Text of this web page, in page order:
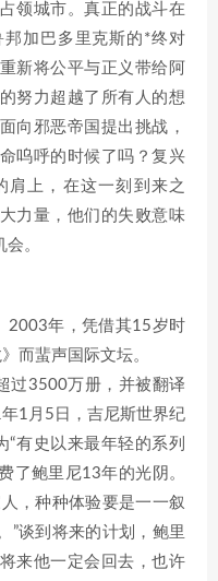
领城市。真正的战斗在
加巴多里克斯的*终对
新将公平与正义带给阿
努力超越了所有人的想
向邪恶帝国提出挑战，
呜呼的时候了吗？复兴
肩上，在这一刻到来之
力量，他们的失败意味
。
2003年，凭借其15岁时
而蜚声国际文坛。
过3500万册，并被翻译
1月5日，吉尼斯世界纪
有史以来最年轻的系列
了鲍里尼13年的光阴。
，种种体验要是一一叙
”谈到将来的计划，鲍里
来他一定会回去，也许